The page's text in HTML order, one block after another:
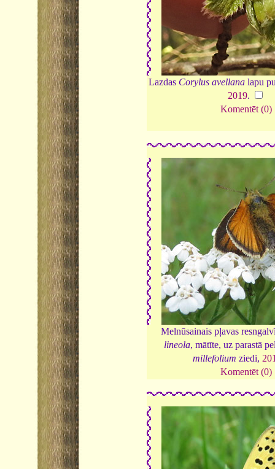
Lazdas Corylus avellana lapu
2019.
Komentēt (0)
Melnūsainais pļavas
lineola, mātīte, uz parastā
millefolium ziedi,
Komentēt (0)